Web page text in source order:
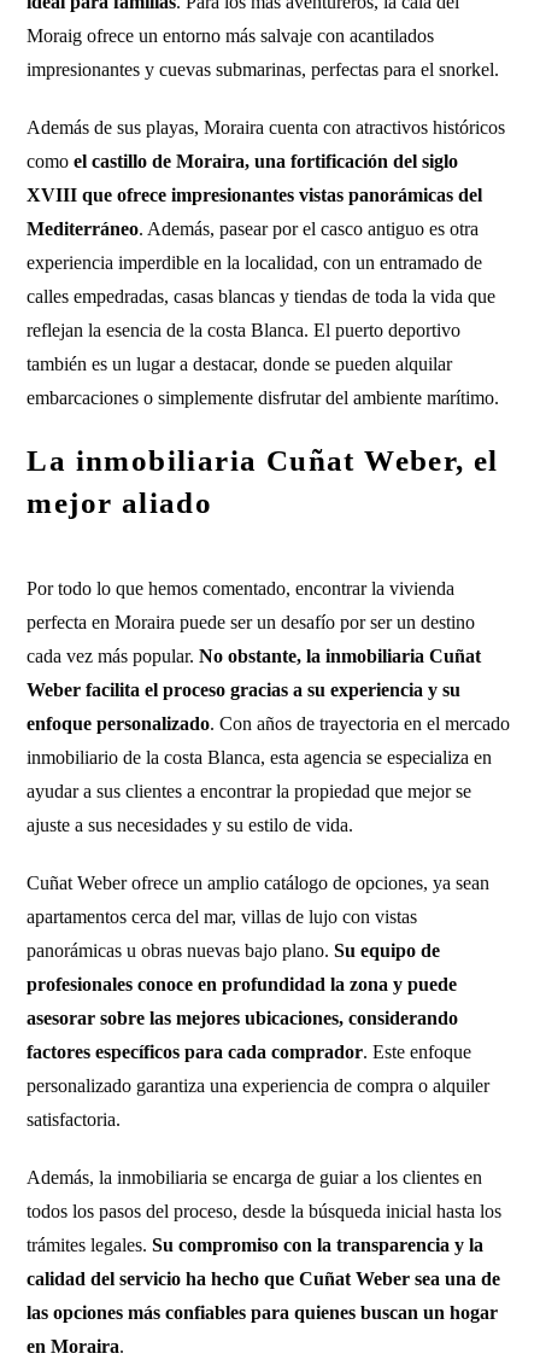
Moraig ofrece un entorno más salvaje con acantilados
impresionantes y cuevas submarinas, perfectas para el snorkel.
Además de sus playas, Moraira cuenta con atractivos históricos
comoel castillo de Moraira, una fortificación del siglo
XVIII que ofrece impresionantes vistas panorámicas del
Mediterráneo. Además, pasear por el casco antiguo es otra
experiencia imperdible en la localidad, con un entramado de
calles empedradas, casas blancas y tiendas de toda la vida que
reflejan la esencia de la costa Blanca. El puerto deportivo
también es un lugar a destacar, donde se pueden alquilar
embarcaciones o simplemente disfrutar del ambiente marítimo.
La inmobiliaria Cuñat Weber, el
mejor aliado
Por todo lo que hemos comentado, encontrar la vivienda
perfecta en Moraira puede ser un desafío por ser un destino
cada vez más popular.No obstante, la inmobiliaria Cuñat
Weber facilita el proceso gracias a su experiencia y su
enfoque personalizado. Con años de trayectoria en el mercado
inmobiliario de la costa Blanca, esta agencia se especializa en
ayudar a sus clientes a encontrar la propiedad que mejor se
ajuste a sus necesidades y su estilo de vida.
Cuñat Weber ofrece un amplio catálogo de opciones, ya sean
apartamentos cerca del mar, villas de lujo con vistas
panorámicas u obras nuevas bajo plano.Su equipo de
profesionales conoce en profundidad la zona y puede
asesorar sobre las mejores ubicaciones, considerando
factores específicos para cada comprador. Este enfoque
personalizado garantiza una experiencia de compra o alquiler
satisfactoria.
Además, la inmobiliaria se encarga de guiar a los clientes en
todos los pasos del proceso, desde la búsqueda inicial hasta los
trámites legales.Su compromiso con la transparencia y la
calidad del servicio ha hecho que Cuñat Weber sea una de
las opciones más confiables para quienes buscan un hogar
en Moraira.